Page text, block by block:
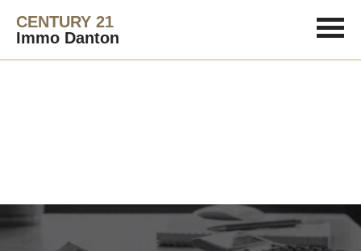
CENTURY 21
Immo Danton
Nos dernières ventes